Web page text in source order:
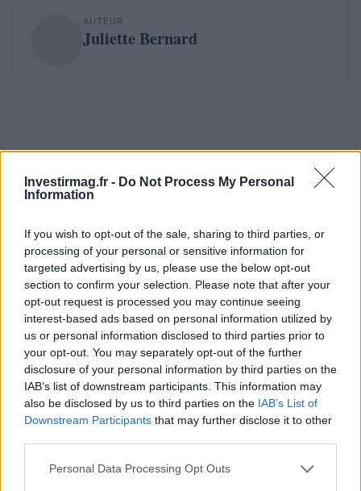
Investirmag.fr - Do Not Process My Personal
Information
If you wish to opt-out of the sale, sharing to third parties, or
processing of your personal or sensitive information for
targeted advertising by us, please use the below opt-out
section to confirm your selection. Please note that after your
opt-out request is processed you may continue seeing
interest-based ads based on personal information utilized by
us or personal information disclosed to third parties prior to
your opt-out. You may separately opt-out of the further
disclosure of your personal information by third parties on the
IAB’s list of downstream participants. This information may
also be disclosed by us to third parties on the IAB’s List of
Downstream Participants that may further disclose it to other
Please note that this website/app uses one or more Google
Personal Data Processing Opt Outs
AUTEUR
Juliette Bernard
Continuez la lecture